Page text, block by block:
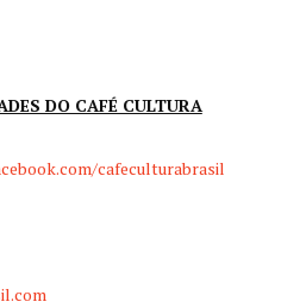
DO CAFÉ CULTURA
cafeculturabrasil